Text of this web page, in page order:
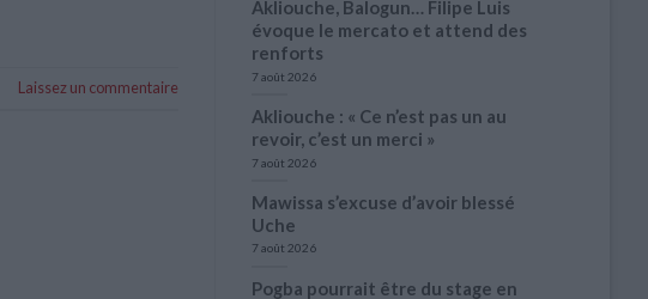
Laissez un commentaire
Akliouche, Balogun… Filipe Luis
évoque le mercato et attend des
renforts
7 août 2026
Akliouche : « Ce n’est pas un au
revoir, c’est un merci »
7 août 2026
Mawissa s’excuse d’avoir blessé
Uche
7 août 2026
Pogba pourrait être du stage en